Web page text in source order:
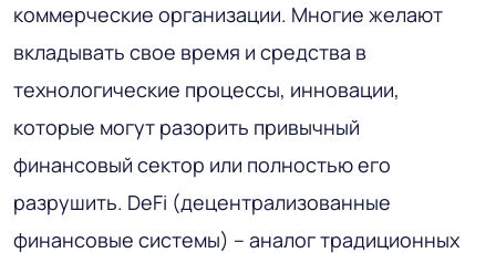
коммерческие организации. Многие желают
вкладывать свое время и средства в
технологические процессы, инновации,
которые могут разорить привычный
финансовый сектор или полностью его
разрушить. DeFi (децентрализованные
финансовые системы) – аналог традиционных